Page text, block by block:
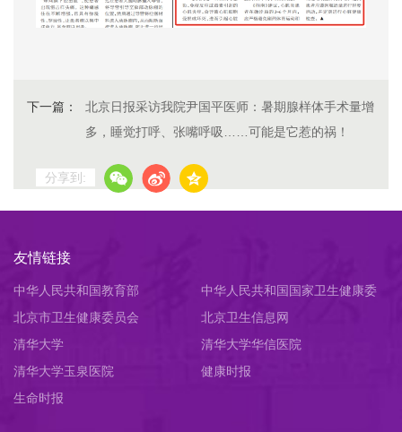
下一篇：
北京日报采访我院尹国平医师：暑期腺样体手术量增
多，睡觉打呼、张嘴呼吸……可能是它惹的祸！
分享到:
友情链接
中华人民共和国教育部
中华人民共和国国家卫生健康委
员会
北京市卫生健康委员会
北京卫生信息网
清华大学
清华大学华信医院
清华大学玉泉医院
健康时报
生命时报